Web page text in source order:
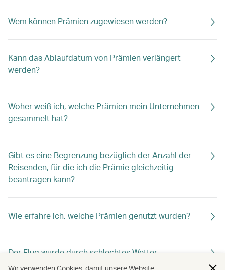
Wem können Prämien zugewiesen werden?
Kann das Ablaufdatum von Prämien verlängert
werden?
Woher weiß ich, welche Prämien mein Unternehmen
gesammelt hat?
Gibt es eine Begrenzung bezüglich der Anzahl der
Reisenden, für die ich die Prämie gleichzeitig
beantragen kann?
Wie erfahre ich, welche Prämien genutzt wurden?
Der Flug wurde durch schlechtes Wetter
beeinträchtigt. Was passiert mit den für meine
Wir verwenden Cookies, damit unsere Website